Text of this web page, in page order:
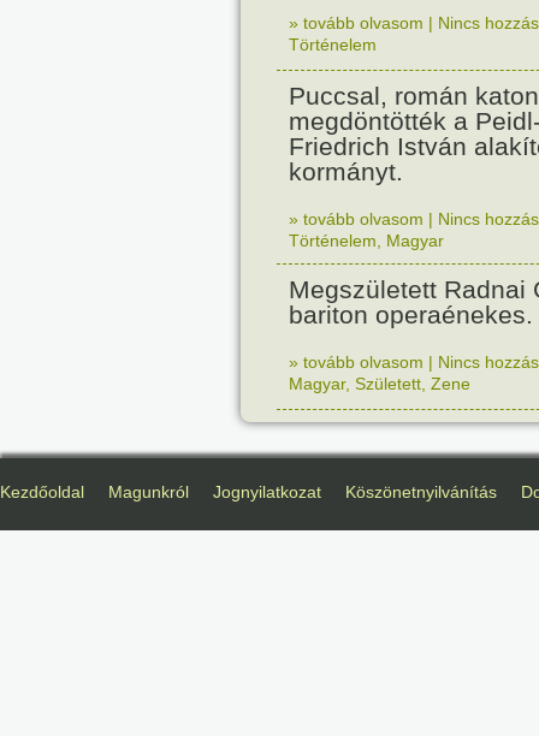
» tovább olvasom | Nincs
Történelem
Puccsal, román
megdöntötték a
Friedrich István
kormányt.
» tovább olvasom | Nincs
Történelem
Magyar
Megszületett Radnai
bariton operaénekes.
» tovább olvasom | Nincs
Magyar, Született Zene
Kezdőoldal Magunkról Jognyilatkozat Köszönetnyilvánítás